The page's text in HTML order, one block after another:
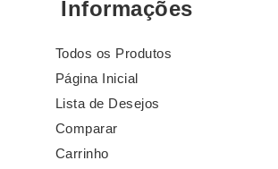
Informações
Todos os Produtos
Página Inicial
Lista de Desejos
Comparar
Carrinho